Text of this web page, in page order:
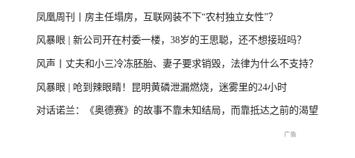
凤凰周刊丨房主任塌房，互联网装不下“农村独立女性”？
风暴眼 | 新公司开在村委一楼，38岁的王思聪，还不想接班吗？
风声丨丈夫和小三冷冻胚胎、妻子要求销毁，法律为什么不支持？
风暴眼 | 呛到辣眼睛！昆明黄磷泄漏燃烧，迷雾里的24小时
对话诺兰：《奥德赛》的故事不靠未知结局，而靠抵达之前的渴望
交流现场
年大会特别报道
播